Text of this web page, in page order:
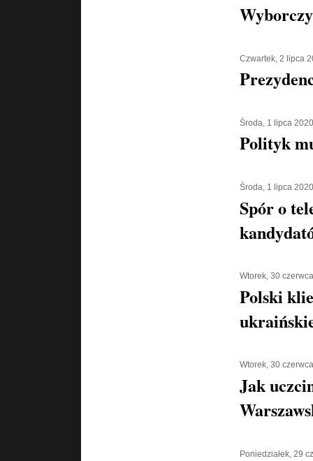
Czwartek, 2 lipca
Środa, 1 lipca 2020
Polityk
Środa, 1 lipca 2020
Spór o
Wtorek, 30
Polski
Wtorek, 30
Jak
Poniedziałek, 29